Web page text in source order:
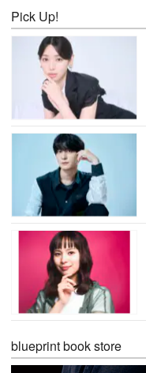
Pick Up!
blueprint book store